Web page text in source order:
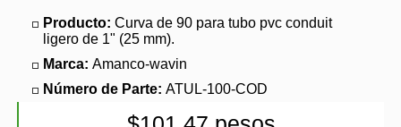
Producto: Curva de 90 para tubo pvc conduit
ligero de 1" (25 mm).
Marca: Amanco-wavin
Número de Parte: ATUL-100-COD